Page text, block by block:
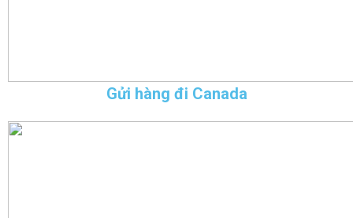
Gửi hàng đi Canada